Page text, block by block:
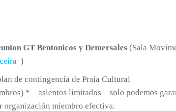
GT Bentonicos y Demersales (Sala
)
de contingencia de Praia Cultural
* – asientos limitados – solo podemos
organización miembro efectiva.